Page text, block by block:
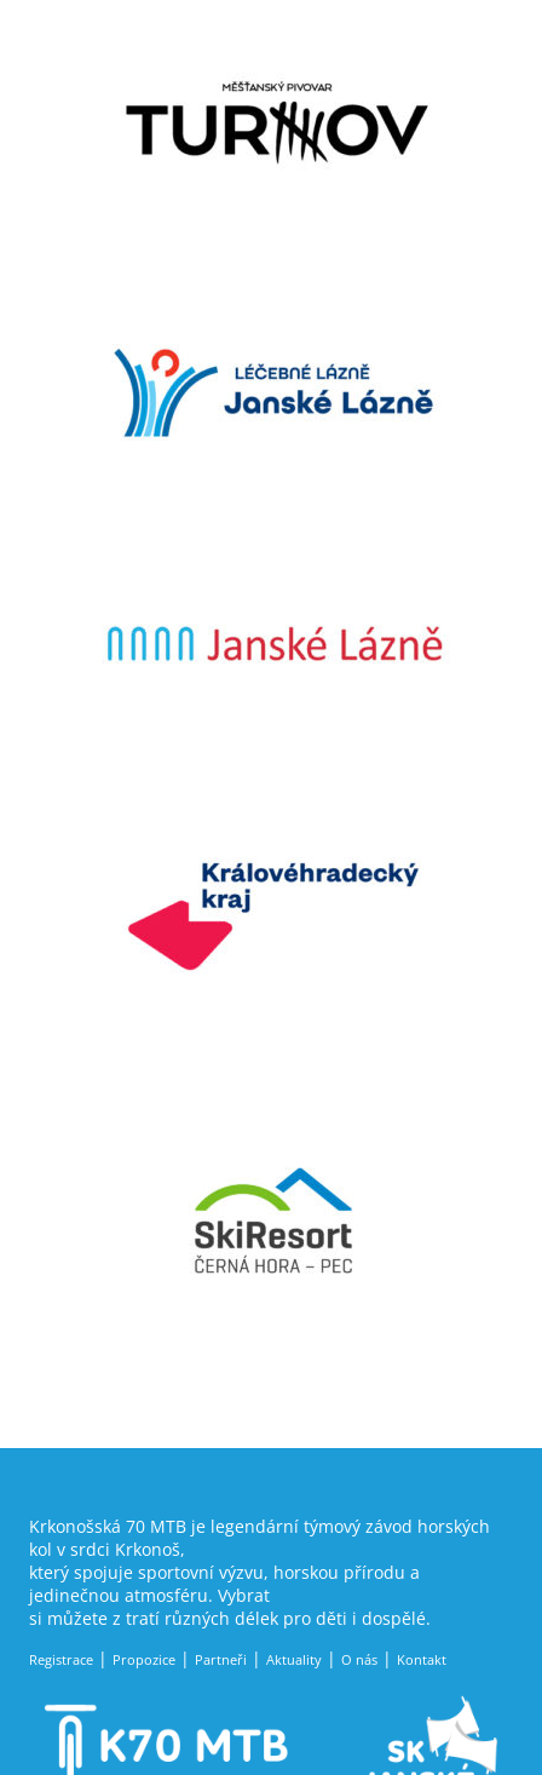
Krkonošská 70 MTB je legendární týmový závod horských
kol v srdci Krkonoš,
který spojuje sportovní výzvu, horskou přírodu a
jedinečnou atmosféru. Vybrat
si můžete z tratí různých délek pro děti i dospělé.
Registrace Propozice Partneři Aktuality O nás Kontakt